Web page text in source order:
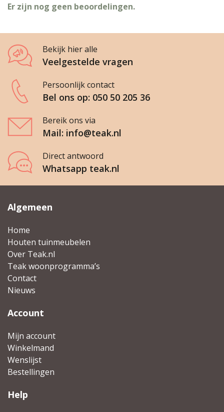
Er zijn nog geen beoordelingen.
Bekijk hier alle
Veelgestelde vragen
Persoonlijk contact
Bel ons op: 050 50 205 36
Bereik ons via
Mail: info@teak.nl
Direct antwoord
Whatsapp teak.nl
Algemeen
Home
Houten tuinmeubelen
Over Teak.nl
Teak woonprogramma’s
Contact
Nieuws
Account
Mijn account
Winkelmand
Wenslijst
Bestellingen
Help